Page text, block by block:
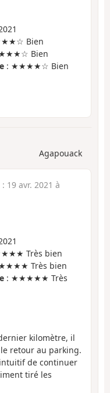
Bien
Bien
: ★★★★☆ Bien
Agapouack
: 19 avr. 2021 à
Très bien
Très bien
: ★★★★★ Très
kilomètre, il
retour au parking.
de continuer
tiré les